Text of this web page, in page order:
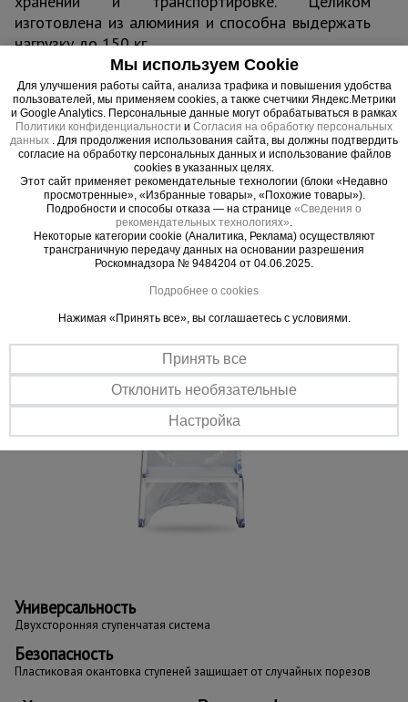
изготовлена из алюминия и способна выдержать
нагрузку до 150 кг.
Важные преимущества –
эффективная работа
Устойчивость
Тканевая стяжка предотвращает складывание
Малый вес
Легкая сборка и транспортировка
Универсальность
Двухсторонняя ступенчатая система
Безопасность
Пластиковая окантовка ступеней защищает от случайных порезов
Мы используем Cookie
Для улучшения работы сайта, анализа трафика и повышения удобства
пользователей, мы применяем cookies, а также счетчики Яндекс.Метрики
и Google Analytics. Персональные данные могут обрабатываться в рамках
Политики конфиденциальности и Согласия на обработку персональных
данных
. Для продолжения использования сайта, вы должны подтвердить
согласие на обработку персональных данных и использование файлов
cookies в указанных целях.
Этот сайт применяет рекомендательные технологии (блоки «Недавно
просмотренные», «Избранные товары», «Похожие товары»).
Подробности и способы отказа — на странице «Сведения о
рекомендательных технологиях»
Некоторые категории cookie (Аналитика, Реклама) осуществляют
трансграничную передачу данных на основании разрешения
Роскомнадзора № 9484204 от 04.06.2025.
Подробнее о cookies
Нажимая «Принять все», вы соглашаетесь с условиями.
Принять все
Отклонить необязательные
Настройка